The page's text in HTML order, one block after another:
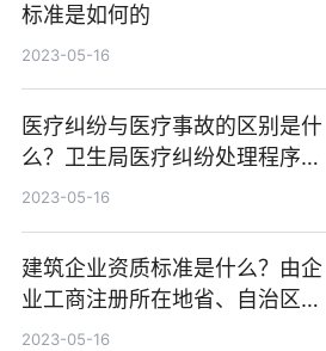
标准是如何的
2023-05-16
医疗纠纷与医疗事故的区别是什
么？卫生局医疗纠纷处理程序怎
样的？医疗纠纷诉讼时效是多
2023-05-16
建筑企业资质标准是什么？由企
业工商注册所在地省、自治区、
直辖市人民政府住房城乡建设主
2023-05-16